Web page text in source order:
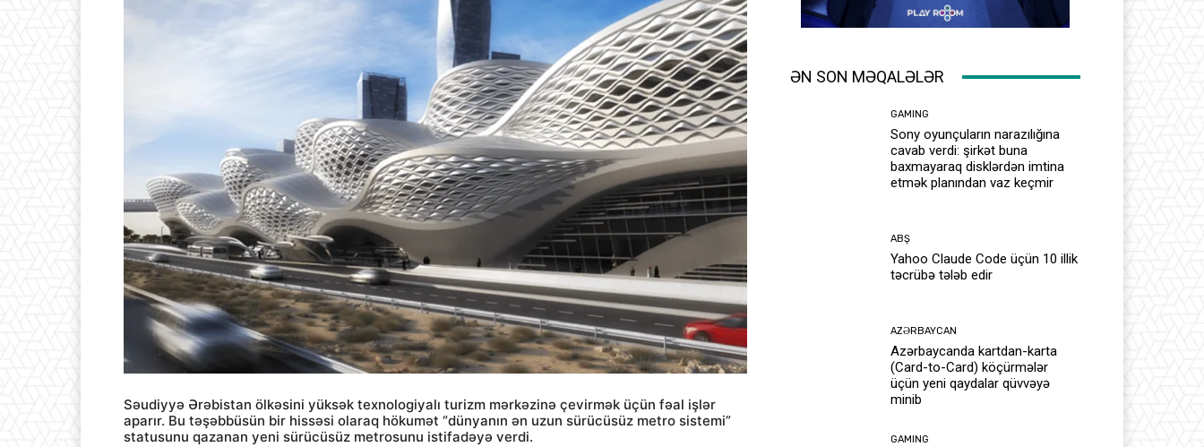
Səudiyyə Ərəbistan ölkəsini yüksək texnologiyalı turizm mərkəzinə çevirmək üçün fəal işlər
aparır. Bu təşəbbüsün bir hissəsi olaraq hökumət “dünyanın ən uzun sürücüsüz metro sistemi”
statusunu qazanan yeni sürücüsüz metrosunu istifadəyə verdi.
ƏN SON MƏQALƏLƏR
GAMING
Sony oyunçuların narazılığına
cavab verdi: şirkət buna
baxmayaraq disklərdən imtina
etmək planından vaz keçmir
ABŞ
Yahoo Claude Code üçün 10 illik
təcrübə tələb edir
AZƏRBAYCAN
Azərbaycanda kartdan-karta
(Card-to-Card) köçürmələr
üçün yeni qaydalar qüvvəyə
minib
GAMING